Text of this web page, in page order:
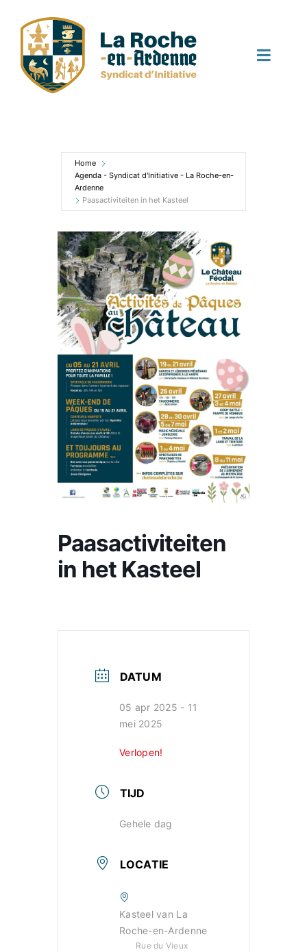
content
Toggle
Nederlands
Home
Agenda - Syndicat d'Initiative - La Roche-en-
Ardenne
Paasactiviteiten in het Kasteel
Paasactiviteiten
in het Kasteel
DATUM
05 apr 2025 - 11
mei 2025
Verlopen!
TIJD
Gehele dag
LOCATIE
Kasteel van La
Roche-en-Ardenne
Rue du Vieux